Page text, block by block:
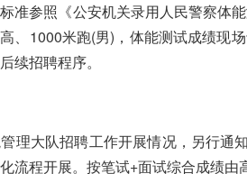
准参照《公安机关录用人民警察体
、1000米跑(男)，体能测试成绩现
续招聘程序。
理大队招聘工作开展情况，另行通
流程开展。按笔试+面试综合成绩